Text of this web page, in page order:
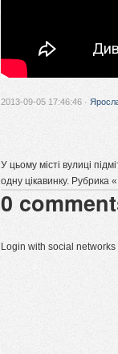
2013-09-05 17:46:46 ·
У цьому місті вулиці
одну цікавинку. Рубрика
0
Login with social networks